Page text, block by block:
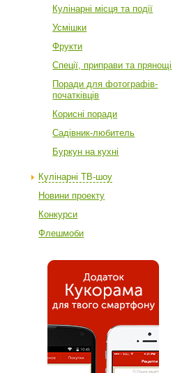
Кулінарні місця та події
Усмішки
Фрукти
Спеції, приправи та прянощі
Поради для фотографів-
початківців
Корисні поради
Садівник-любитель
Буркун на кухні
Кулінарні ТВ-шоу
Новини проекту
Конкурси
Флешмоби